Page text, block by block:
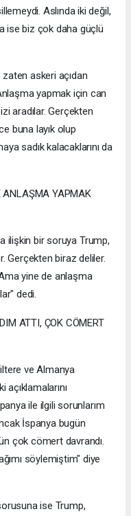
Aslında iki değil,
ise biz çok daha güçlü
askeri açıdan
yapmak için can
aradılar. Gerçekten
buna layık olup
sadık kalacaklarını da
ANLAŞMA YAPMAK
ilişkin bir soruya Trump,
Gerçekten biraz deliler.
yine de anlaşma
dedi.
ATTI, ÇOK CÖMERT
ve Almanya
ile ilgili sorunlarım
İspanya bugün
çok cömert davrandı.
söylemiştim" diye
ise Trump,